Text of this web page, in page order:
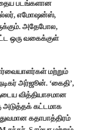
படங்களான
எமோஷன்ஸ்,
அதேபோல,
ஒரு வகைக்குள்
மற்றும்
அர்ஜூன். ‘கைதி’,
வித்தியாசமான
அடுத்தக் கட்டமாக
கதாபாத்திரம்